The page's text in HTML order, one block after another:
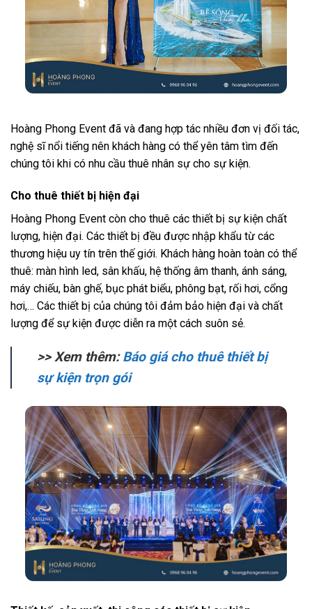
Hoàng Phong Event đã và đang hợp tác nhiều đơn vị đối tác,
nghệ sĩ nổi tiếng nên khách hàng có thể yên tâm tìm đến
chúng tôi khi có nhu cầu thuê nhân sự cho sự kiện.
Cho thuê thiết bị hiện đại
Hoàng Phong Event còn cho thuê các thiết bị sự kiện chất
lượng, hiện đại. Các thiết bị đều được nhập khẩu từ các
thương hiệu uy tín trên thế giới. Khách hàng hoàn toàn có thể
thuê: màn hình led, sân khấu, hệ thống âm thanh, ánh sáng,
máy chiếu, bàn ghế, bục phát biểu, phông bạt, rối hơi, cổng
hơi,… Các thiết bị của chúng tôi đảm bảo hiện đại và chất
lượng để sự kiện được diễn ra một cách suôn sẻ.
>> Xem thêm:Báo giá cho thuê thiết bị
sự kiện trọn gói